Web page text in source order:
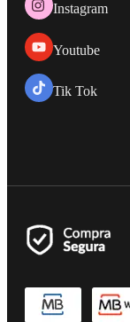
Instagram
Youtube
Tik Tok